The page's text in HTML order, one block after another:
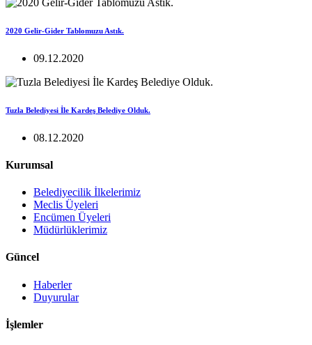
2020 Gelir-Gider Tablomuzu Astık.
09.12.2020
Tuzla Belediyesi İle Kardeş Belediye Olduk.
08.12.2020
Kurumsal
Belediyecilik İlkelerimiz
Meclis Üyeleri
Encümen Üyeleri
Müdürlüklerimiz
Güncel
Haberler
Duyurular
İşlemler